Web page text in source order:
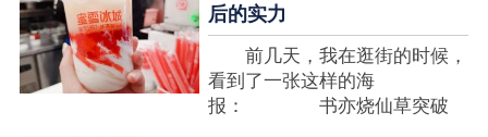
受年青人的喜爱，再加全国人民
的经济发展水准提升，奶茶饮品
行业发展趋势快速，因此 这一
制造行业有着十分....
后的实力
前几天，我在逛街的时候，
看到了一张这样的海
报： 书亦烧仙草突破